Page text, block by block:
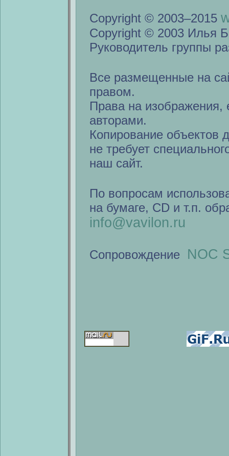
Copyright © 2003–2015
Copyright © 2003 Илья
Руководитель группы
Все размещенные на
правом.
Права на изображения,
авторами.
Копирование объектов
не требует
наш сайт.
По вопросам
на бумаге, CD и т.п.
info@vavilon.ru
Сопровождение NOC